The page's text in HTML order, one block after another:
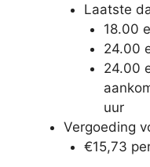
Laatste
18.00
24.00
24.00
uur
Vergoeding
€15,73